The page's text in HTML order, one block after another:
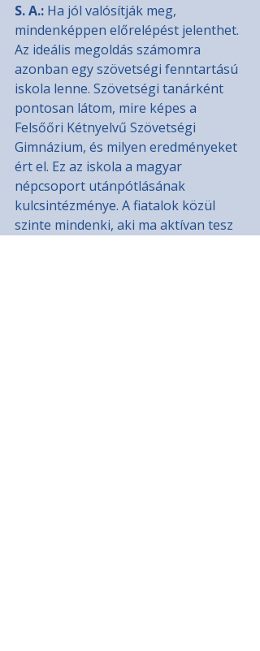
S. A.: Ha jól valósítják meg,
mindenképpen előrelépést jelenthet.
Az ideális megoldás számomra
azonban egy szövetségi fenntartású
iskola lenne. Szövetségi tanárként
pontosan látom, mire képes a
Felsőőri Kétnyelvű Szövetségi
Gimnázium, és milyen eredményeket
ért el. Ez az iskola a magyar
népcsoport utánpótlásának
kulcsintézménye. A fiatalok közül
szinte mindenki, aki ma aktívan tesz